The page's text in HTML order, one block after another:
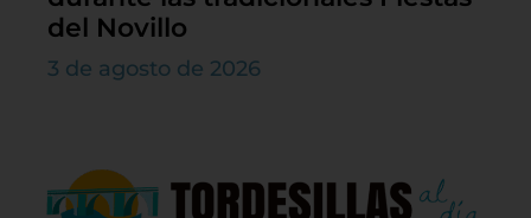
del Novillo
3 de agosto de 2026